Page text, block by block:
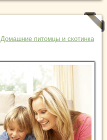
Домашние питомцы и скотинка